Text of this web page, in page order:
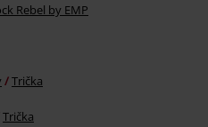
Rebel by EMP
Trička
Trička